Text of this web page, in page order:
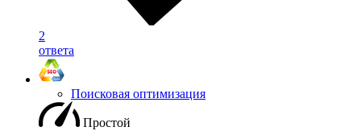
2
ответа
Поисковая оптимизация
Простой